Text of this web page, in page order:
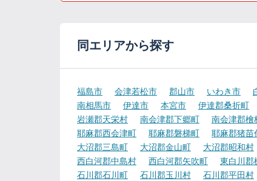
同エリアから探す
福島市 会津若松市 郡山市 いわき市
南相馬市
伊達市 本宮市 伊達郡桑折町
岩瀬郡天栄村
南会津郡下郷町 南会津郡檜
耶麻郡西会津町
耶麻郡磐梯町 耶麻郡猪苗
大沼郡三島町
大沼郡金山町 大沼郡昭和村
西白河郡中島村
西白河郡矢吹町 東白川郡
石川郡石川町
石川郡玉川村 石川郡平田村